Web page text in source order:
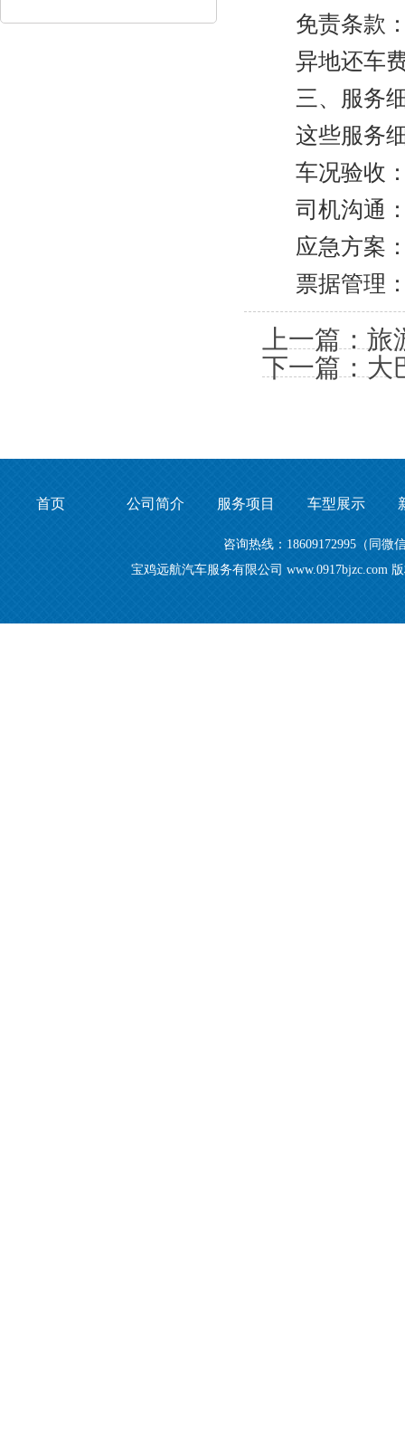
免责条款：
异地还车费
三、服务细
这些服务细
车况验收：
司机沟通：
应急方案：
票据管理：
上一篇：
下一篇：大
首页 公司简介 服务项目 车型展示
咨询热线：18609172995（同
宝鸡远航汽车服务有限公司